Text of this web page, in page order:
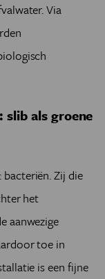
Via
slib als groene
Zij die
het
aanwezige
toe in
is een fijne